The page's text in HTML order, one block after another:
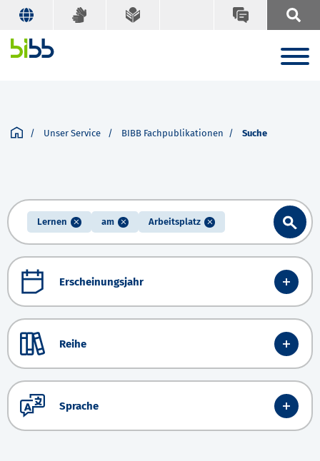
Unser Service BIBB Fachpublikationen Suche
Lernen am Arbeitsplatz
Erscheinungsjahr
Reihe
Sprache